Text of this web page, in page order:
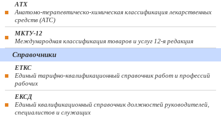
АТХ
Анатомо-терапевтическо-химическая классификация лекарственных
средств (ATC)
МКТУ-12
Международная классификация товаров и услуг 12-я редакция
Справочники
ЕТКС
Единый тарифно-квалификационный справочник работ и профессий
рабочих
ЕКСД
Единый квалификационный справочник должностей руководителей,
специалистов и служащих